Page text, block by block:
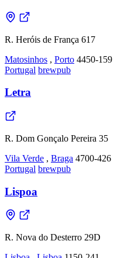
R. Heróis de França 617
Matosinhos , Porto 4450-159
Portugal brewpub
Letra
R. Dom Gonçalo Pereira 35
Vila Verde , Braga 4700-426
Portugal brewpub
Lispoa
R. Nova do Desterro 29D